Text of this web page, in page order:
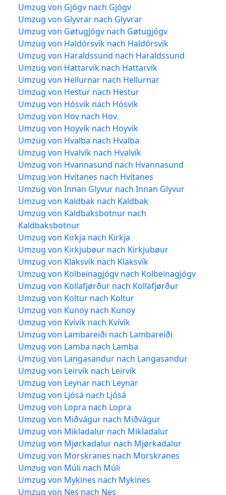
Umzug von Gjógv nach Gjógv
Umzug von Glyvrar nach Glyvrar
Umzug von Gøtugjógv nach Gøtugjógv
Umzug von Haldórsvík nach Haldórsvík
Umzug von Haraldssund nach Haraldssund
Umzug von Hattarvík nach Hattarvík
Umzug von Hellurnar nach Hellurnar
Umzug von Hestur nach Hestur
Umzug von Hósvík nach Hósvík
Umzug von Hov nach Hov
Umzug von Hoyvík nach Hoyvík
Umzug von Hvalba nach Hvalba
Umzug von Hvalvík nach Hvalvík
Umzug von Hvannasund nach Hvannasund
Umzug von Hvítanes nach Hvítanes
Umzug von Innan Glyvur nach Innan Glyvur
Umzug von Kaldbak nach Kaldbak
Umzug von Kaldbaksbotnur nach
Kaldbaksbotnur
Umzug von Kirkja nach Kirkja
Umzug von Kirkjubøur nach Kirkjubøur
Umzug von Klaksvík nach Klaksvík
Umzug von Kolbeinagjógv nach Kolbeinagjógv
Umzug von Kollafjørður nach Kollafjørður
Umzug von Koltur nach Koltur
Umzug von Kunoy nach Kunoy
Umzug von Kvívík nach Kvívík
Umzug von Lambareiði nach Lambareiði
Umzug von Lamba nach Lamba
Umzug von Langasandur nach Langasandur
Umzug von Leirvík nach Leirvík
Umzug von Leynar nach Leynar
Umzug von Ljósá nach Ljósá
Umzug von Lopra nach Lopra
Umzug von Miðvágur nach Miðvágur
Umzug von Mikladalur nach Mikladalur
Umzug von Mjørkadalur nach Mjørkadalur
Umzug von Morskranes nach Morskranes
Umzug von Múli nach Múli
Umzug von Mykines nach Mykines
Umzug von Nes nach Nes